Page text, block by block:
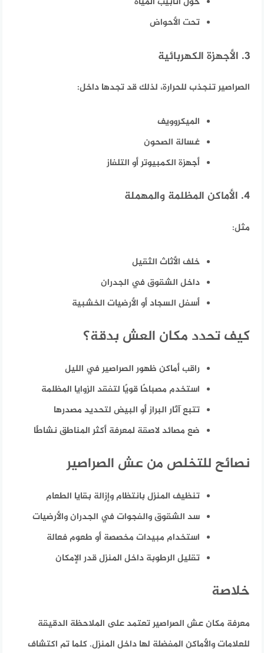
تحت الأحواض
3. الأجهزة الكهربائية
الصراصير تنجذب للحرارة، لذلك قد تجدها داخل:
الميكروويف
غسالة الصحون
أجهزة الكمبيوتر أو التلفاز
4. الأماكن المظلمة والمهملة
مثل:
خلف الأثاث الثقيل
داخل الشقوق في الجدران
أسفل السجاد أو الأرضيات الخشبية
كيف تحدد مكان العش بدقة؟
راقب أماكن ظهور الصراصير في الليل
استخدم مصباحًا قويًا لتفقد الزوايا المظلمة
تتبع آثار البراز أو البيض لتحديد مصدرها
ضع مصائد لاصقة لمعرفة أكثر المناطق نشاطًا
نصائح للتخلص من عش الصراصير
تنظيف المنزل بانتظام وإزالة بقايا الطعام
سد الشقوق والفجوات في الجدران والأرضيات
استخدام مبيدات مخصصة أو طعوم فعالة
تقليل الرطوبة داخل المنزل قدر الإمكان
خلاصة
معرفة مكان عش الصراصير تعتمد على الملاحظة الدقيقة
للعلامات والأماكن المفضلة لها داخل المنزل. كلما تم اكتشاف